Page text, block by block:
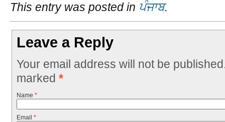
This entry was posted in ਪੰਜਾਬ.
Leave a Reply
Your email address will not be
marked *
Name *
Email *